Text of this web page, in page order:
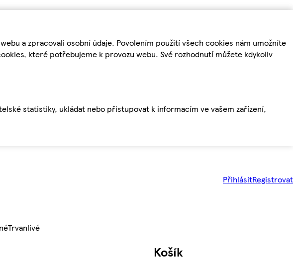
a zpracovali osobní údaje. Povolením použití všech cookies nám umožníte
které potřebujeme k provozu webu. Své rozhodnutí můžete kdykoliv
statistiky, ukládat nebo přistupovat k informacím ve vašem zařízení,
PřihlásitRegistrovat
Trvanlivé
Košík